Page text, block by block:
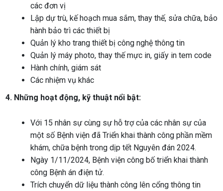
các đơn vị
Lập dự trù, kế hoạch mua sắm, thay thế, sửa chữa, bảo
hành bảo trì các thiết bị
Quản lý kho trang thiết bị công nghệ thông tin
Quản lý máy photo, thay thế mực in, giấy in tem code
Hành chính, giám sát
Các nhiệm vụ khác
4. Những hoạt động, kỹ thuật nổi bật:
Với 15 nhân sự cùng sự hỗ trợ của các nhân sự của
một số Bệnh viện đã Triển khai thành công phần mềm
khám, chữa bệnh trong dịp tết Nguyên đán 2024.
Ngày 1/11/2024, Bệnh viện công bố triển khai thành
công Bệnh án điện tử.
Trích chuyển dữ liệu thành công lên cổng thông tin